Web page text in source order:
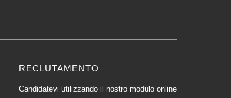
RECLUTAMENTO
Candidatevi utilizzando il nostro modulo online